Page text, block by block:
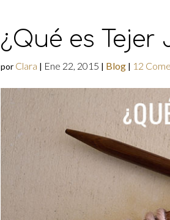
¿Qué es Tejer
por Clara | Ene 22, 2015 | Blog| 12